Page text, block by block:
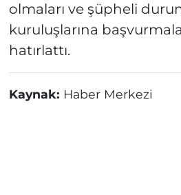
olmaları ve şüpheli
kuruluşlarına
hatırlattı.
Kaynak: Haber Merkezi